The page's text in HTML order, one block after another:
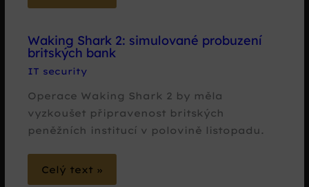
Waking Shark 2: simulované probuzení
britských bank
IT security
Operace Waking Shark 2 by měla
vyzkoušet připravenost britských
peněžních institucí v polovině listopadu.
Celý text »